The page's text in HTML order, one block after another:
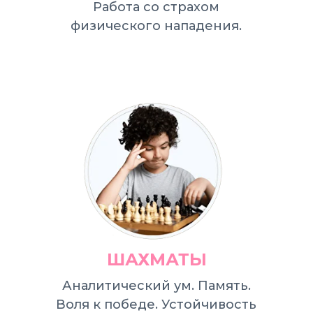
ШАХМАТЫ
Аналитический ум. Память.
Воля к победе. Устойчивость
Работа со страхом
физического нападения.